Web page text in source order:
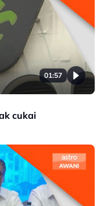
01:57
cukai